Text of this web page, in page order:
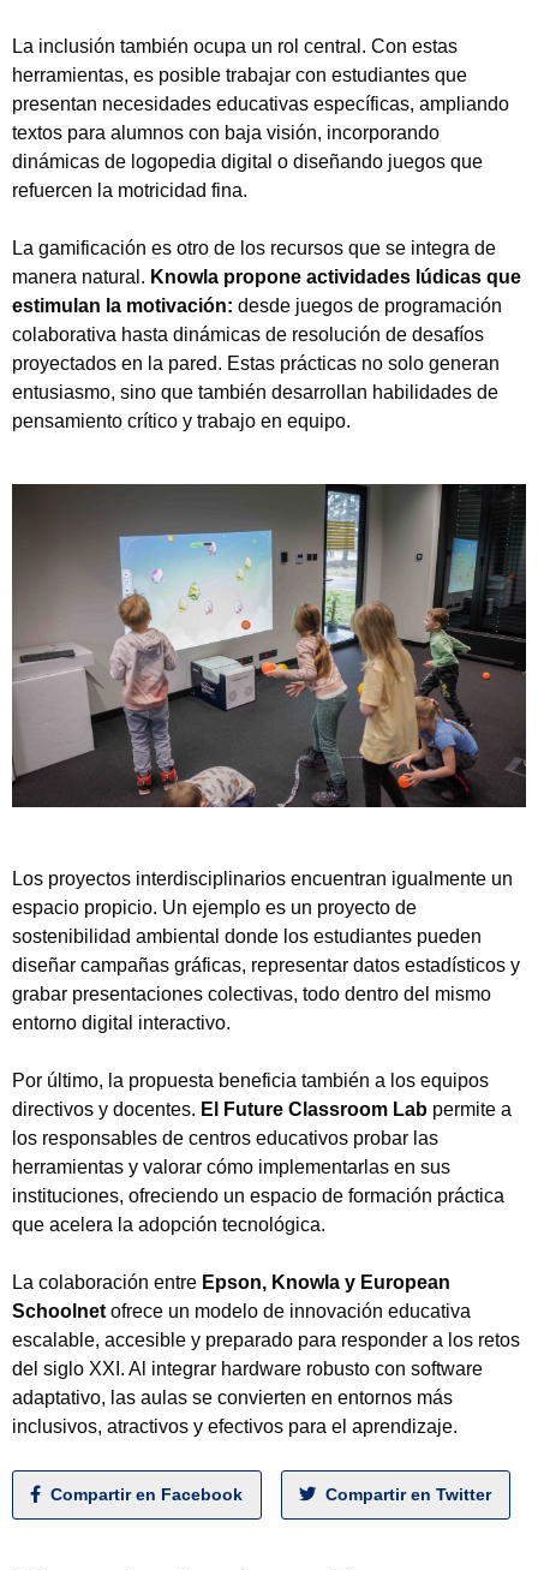
Tipea lo que deseas buscar y luego pulsa Enter:
La inclusión también ocupa un rol central. Con estas
herramientas, es posible trabajar con estudiantes que
presentan necesidades educativas específicas, ampliando
textos para alumnos con baja visión, incorporando
dinámicas de logopedia digital o diseñando juegos que
refuercen la motricidad fina.
La gamificación es otro de los recursos que se integra de
manera natural. Knowla propone actividades lúdicas que
estimulan la motivación: desde juegos de programación
colaborativa hasta dinámicas de resolución de desafíos
proyectados en la pared. Estas prácticas no solo generan
entusiasmo, sino que también desarrollan habilidades de
pensamiento crítico y trabajo en equipo.
Los proyectos interdisciplinarios encuentran igualmente un
espacio propicio. Un ejemplo es un proyecto de
sostenibilidad ambiental donde los estudiantes pueden
diseñar campañas gráficas, representar datos estadísticos y
grabar presentaciones colectivas, todo dentro del mismo
entorno digital interactivo.
Por último, la propuesta beneficia también a los equipos
directivos y docentes. El Future Classroom Lab permite a
los responsables de centros educativos probar las
herramientas y valorar cómo implementarlas en sus
instituciones, ofreciendo un espacio de formación práctica
que acelera la adopción tecnológica.
La colaboración entre Epson, Knowla y European
Schoolnet ofrece un modelo de innovación educativa
escalable, accesible y preparado para responder a los retos
del siglo XXI. Al integrar hardware robusto con software
adaptativo, las aulas se convierten en entornos más
inclusivos, atractivos y efectivos para el aprendizaje.
Compartir en Facebook Compartir en Twitter